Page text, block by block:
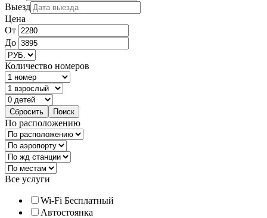
Выезд
Цена
От
До
Количество номеров
По расположению
Все услуги
Wi-Fi Бесплатный
Автостоянка